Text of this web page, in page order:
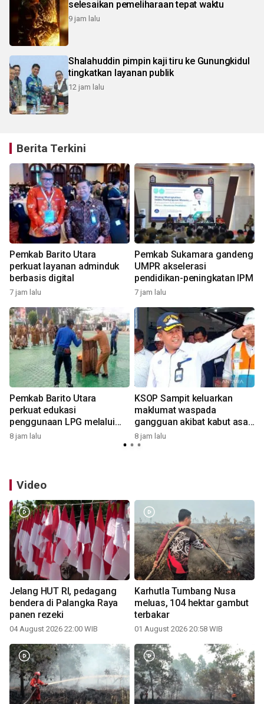
selesaikan pemeliharaan tepat waktu
9 jam lalu
Shalahuddin pimpin kaji tiru ke Gunungkidul
tingkatkan layanan publik
12 jam lalu
Berita Terkini
Pemkab Barito Utara
perkuat layanan adminduk
berbasis digital
7 jam lalu
Pemkab Sukamara gandeng
UMPR akselerasi
pendidikan-peningkatan IPM
7 jam lalu
Pemkab Barito Utara
perkuat edukasi
penggunaan LPG melalui
ASN
8 jam lalu
KSOP Sampit keluarkan
maklumat waspada
gangguan akibat kabut asap
di perairan
8 jam lalu
Video
Jelang HUT RI, pedagang
bendera di Palangka Raya
panen rezeki
04 August 2026 22:00 WIB
Karhutla Tumbang Nusa
meluas, 104 hektar gambut
terbakar
01 August 2026 20:58 WIB